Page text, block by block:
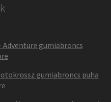
gumiabroncs
gumiabroncs puha